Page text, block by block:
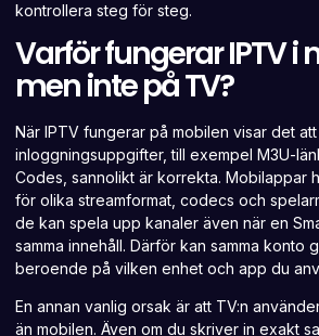
kontrollera steg för steg.
Varför fungerar IPTV i
men inte på TV?
När IPTV fungerar på mobilen visar det
inloggningsuppgifter, till exempel M3U-
Codes, sannolikt är korrekta. Mobilappar
för olika streamformat, codecs och
de kan spela upp kanaler även när en
samma innehåll. Därför kan samma konto
beroende på vilken enhet och app du
En annan vanlig orsak är att TV:n
än mobilen. Även om du skriver in exakt